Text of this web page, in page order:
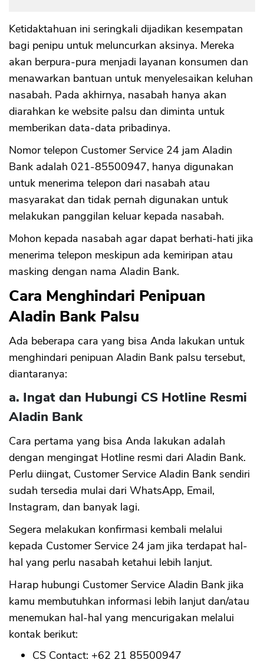
Ketidaktahuan ini seringkali dijadikan kesempatan
bagi penipu untuk meluncurkan aksinya. Mereka
akan berpura-pura menjadi layanan konsumen dan
menawarkan bantuan untuk menyelesaikan keluhan
nasabah. Pada akhirnya, nasabah hanya akan
diarahkan ke website palsu dan diminta untuk
memberikan data-data pribadinya.
Nomor telepon Customer Service 24 jam Aladin
Bank adalah 021-85500947, hanya digunakan
untuk menerima telepon dari nasabah atau
masyarakat dan tidak pernah digunakan untuk
melakukan panggilan keluar kepada nasabah.
Mohon kepada nasabah agar dapat berhati-hati jika
menerima telepon meskipun ada kemiripan atau
masking dengan nama Aladin Bank.
Cara Menghindari Penipuan
Aladin Bank Palsu
Ada beberapa cara yang bisa Anda lakukan untuk
menghindari penipuan Aladin Bank palsu tersebut,
diantaranya:
a. Ingat dan Hubungi CS Hotline Resmi
Aladin Bank
Cara pertama yang bisa Anda lakukan adalah
dengan mengingat Hotline resmi dari Aladin Bank.
Perlu diingat, Customer Service Aladin Bank sendiri
sudah tersedia mulai dari WhatsApp, Email,
Instagram, dan banyak lagi.
Segera melakukan konfirmasi kembali melalui
kepada Customer Service 24 jam jika terdapat hal-
hal yang perlu nasabah ketahui lebih lanjut.
Harap hubungi Customer Service Aladin Bank jika
kamu membutuhkan informasi lebih lanjut dan/atau
menemukan hal-hal yang mencurigakan melalui
kontak berikut:
CS Contact: +62 21 85500947